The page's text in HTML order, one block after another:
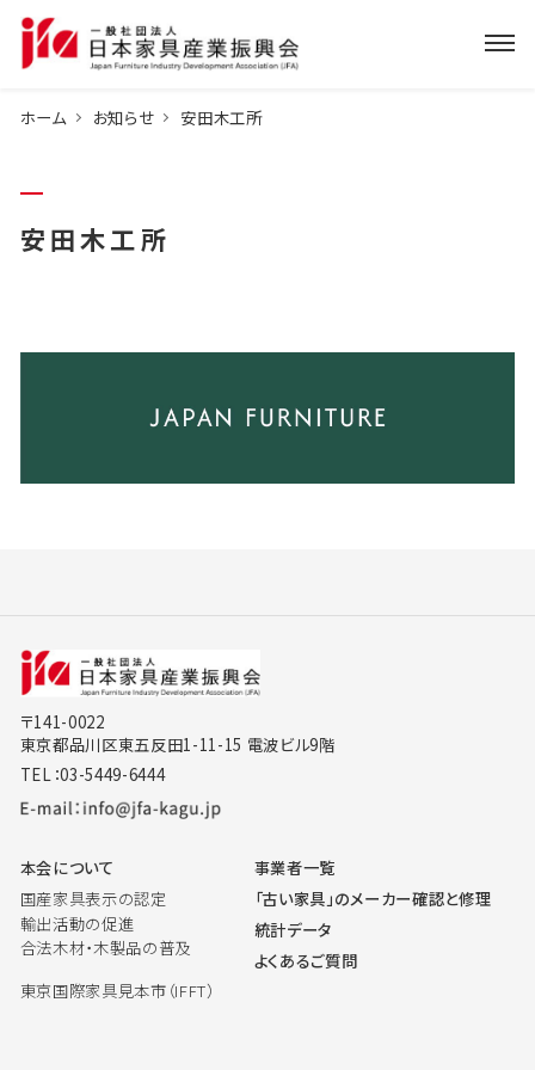
ホーム お知らせ 安田木工所
安田木工所
〒141-0022
東京都品川区東五反田1-11-15 電波ビル9階
TEL：03-5449-6444
本会について
国産家具表示の認定
輸出活動の促進
合法木材・木製品の普及
東京国際家具見本市（IFFT）
事業者一覧
「古い家具」のメーカー確認と修理
統計データ
よくあるご質問